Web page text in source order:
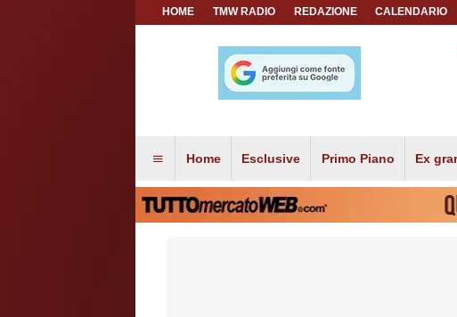
HOME TMW RADIO REDAZIONE CALENDARIO
Home Esclusive Primo Piano Ex